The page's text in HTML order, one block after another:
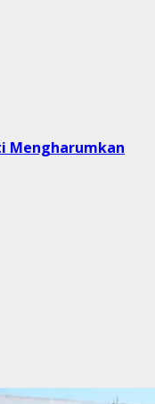
Mengharumkan